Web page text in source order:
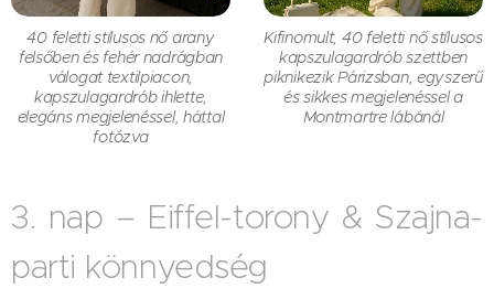
40 feletti stílusos nő arany
felsőben és fehér nadrágban
válogat textilpiacon,
kapszulagardrób ihlette,
elegáns megjelenéssel, háttal
fotózva
Kifinomult, 40 feletti nő stílusos
kapszulagardrób szettben
piknikezik Párizsban, egyszerű
és sikkes megjelenéssel a
Montmartre lábánál
3. nap – Eiffel-torony & Szajna-
parti könnyedség